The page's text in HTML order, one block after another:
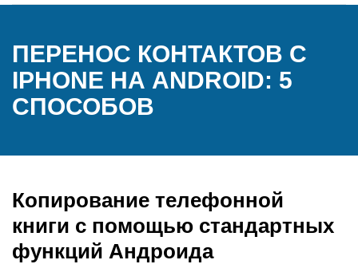
ПЕРЕНОС КОНТАКТОВ С
IPHONE НА ANDROID: 5
СПОСОБОВ
Копирование телефонной
книги с помощью стандартных
функций Андроида